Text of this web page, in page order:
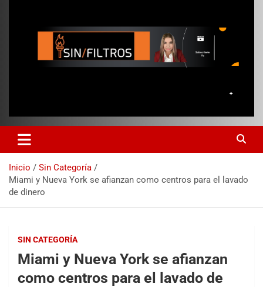
Inicio
Sin Categoría
Miami y Nueva York se afianzan como centros para el lavado
de dinero
SIN CATEGORÍA
Miami y Nueva York se afianzan
como centros para el lavado de